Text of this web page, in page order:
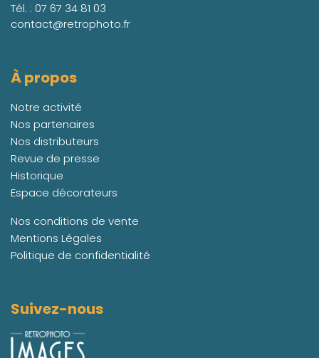
Tél. : 07 67 34 81 03
contact@retrophoto.fr
À propos
Notre activité
Nos partenaires
Nos distributeurs
Revue de presse
Historique
Espace décorateurs
Nos conditions de vente
Mentions Légales
Politique de confidentialité
Suivez-nous